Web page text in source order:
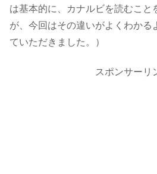
は基本的に、カナルビを読むこと
が、今回はその違いがよくわかる
ていただきました。）
スポンサーリ